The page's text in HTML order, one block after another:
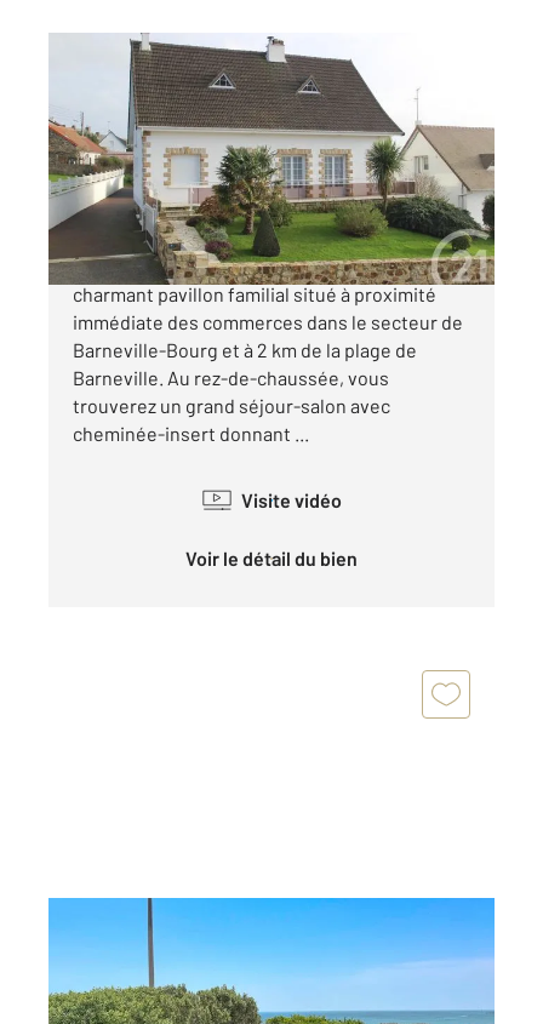
BARNEVILLE CARTERET 50
178,88 m2, 6 pièces
Ref : 2063
Maison à vendre
330 000 €
L'agence CENTURY 21 vous propose ce
charmant pavillon familial situé à proximité
immédiate des commerces dans le secteur de
Barneville-Bourg et à 2 km de la plage de
Barneville. Au rez-de-chaussée, vous
trouverez un grand séjour-salon avec
cheminée-insert donnant ...
Visite vidéo
Voir le détail du bien
BARNEVILLE CARTERET 50
, 6 pièces
Ref : 2059